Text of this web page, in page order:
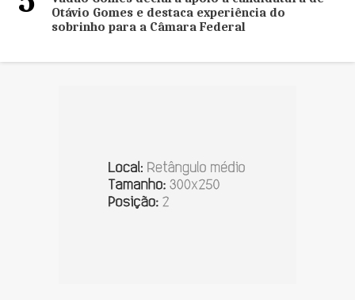
Otávio Gomes e destaca experiência do
sobrinho para a Câmara Federal